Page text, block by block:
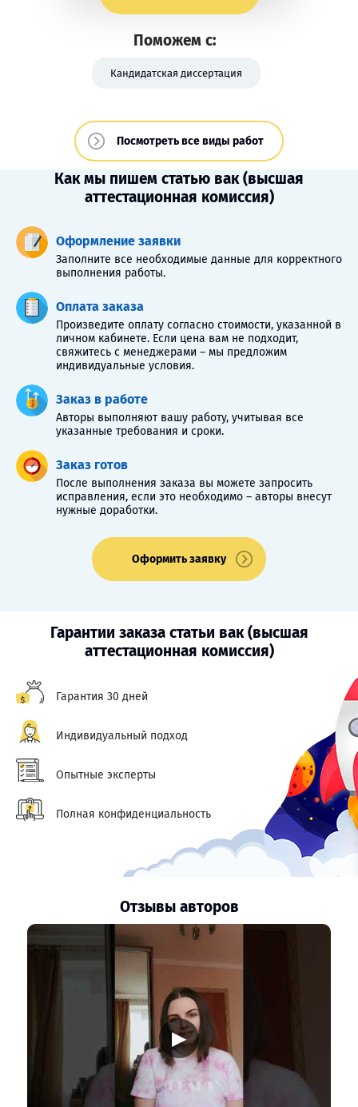
Поможем с:
Кандидатская диссертация
Посмотреть все виды работ
Как мы пишем статью вак (высшая
аттестационная комиссия)
Оформление заявки
Заполните все необходимые данные для корректного
выполнения работы.
Оплата заказа
Произведите оплату согласно стоимости, указанной в
личном кабинете. Если цена вам не подходит,
свяжитесь с менеджерами – мы предложим
индивидуальные условия.
Заказ в работе
Авторы выполняют вашу работу, учитывая все
указанные требования и сроки.
Заказ готов
После выполнения заказа вы можете запросить
исправления, если это необходимо – авторы внесут
нужные доработки.
Оформить заявку
Гарантии заказа статьи вак (высшая
аттестационная комиссия)
Гарантия 30 дней
Индивидуальный подход
Опытные эксперты
Полная конфиденциальность
Отзывы авторов
▶